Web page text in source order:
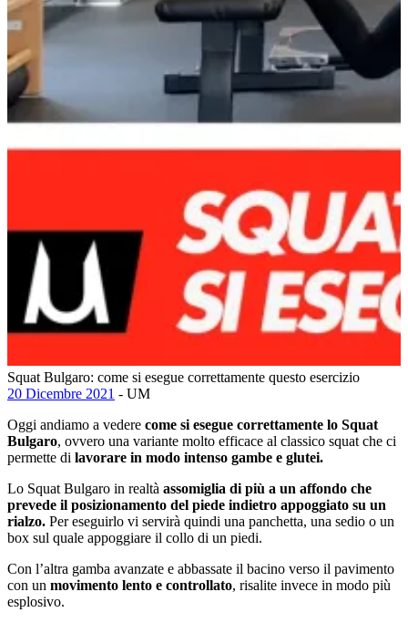
Squat Bulgaro: come si esegue correttamente questo esercizio
20 Dicembre 2021 - UM
Oggi andiamo a vedere come si esegue correttamente lo Squat
Bulgaro, ovvero una variante molto efficace al classico squat che ci
permette di lavorare in modo intenso gambe e glutei.
Lo Squat Bulgaro in realtà assomiglia di più a un affondo che
prevede il posizionamento del piede indietro appoggiato su un
rialzo. Per eseguirlo vi servirà quindi una panchetta, una sedio o un
box sul quale appoggiare il collo di un piedi.
Con l’altra gamba avanzate e abbassate il bacino verso il pavimento
con un movimento lento e controllato, risalite invece in modo più
esplosivo.